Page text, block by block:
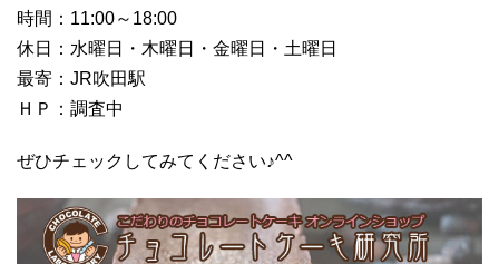
時間：11:00～18:00
休日：水曜日・木曜日・金曜日・土曜日
最寄：JR吹田駅
ＨＰ：調査中
ぜひチェックしてみてください♪^^